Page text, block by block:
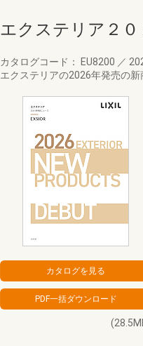
エクステリア２
カタログコード： EU8200 ／
エクステリアの2026年発売の